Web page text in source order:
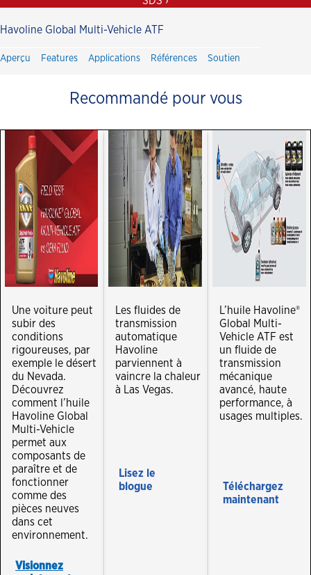
Havoline Global Multi-Vehicle ATF
Aperçu Features Applications Références Soutien
Recommandé pour vous
Une voiture peut
subir des
conditions
rigoureuses, par
exemple le désert
du Nevada.
Découvrez
comment l’huile
Havoline Global
Multi-Vehicle
permet aux
composants de
paraître et de
fonctionner
comme des
pièces neuves
dans cet
environnement.
Visionnez
Les fluides de
transmission
automatique
Havoline
parviennent à
vaincre la chaleur
à Las Vegas.
Lisez le
blogue
L’huile Havoline®
Global Multi-
Vehicle ATF est
un fluide de
transmission
mécanique
avancé, haute
performance, à
usages multiples.
Téléchargez
maintenant